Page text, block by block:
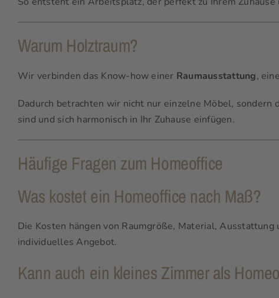
Warum Holztraum?
Wir verbinden das Know-how einer Raumausstattung,
Dadurch betrachten wir nicht nur einzelne Möbel,
sind und sich harmonisch in Ihr Zuhause einfügen.
Häufige Fragen zum Homeoffice
Was kostet ein Homeoffice nach Maß?
Die Kosten hängen von Raumgröße, Material,
individuelles Angebot.
Kann auch ein kleines Zimmer als